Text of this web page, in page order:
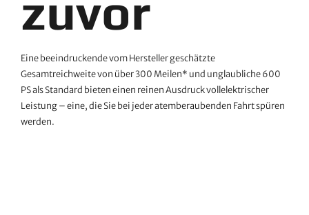
zuvor
Eine beeindruckende vom Hersteller geschätzte
Gesamtreichweite von über 300 Meilen* und unglaubliche 600
PS als Standard bieten einen reinen Ausdruck vollelektrischer
Leistung – eine, die Sie bei jeder atemberaubenden Fahrt spüren
werden.